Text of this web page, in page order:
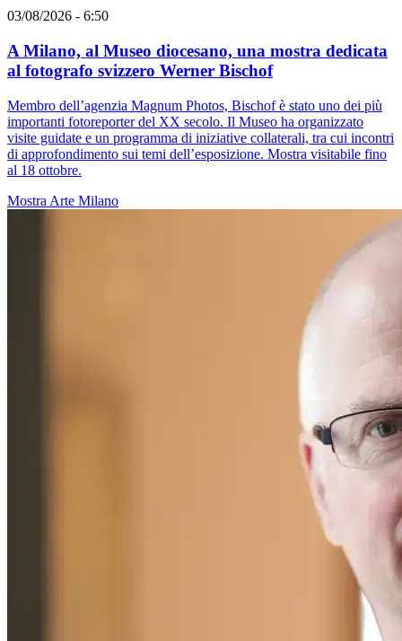
03/08/2026 - 6:50
A Milano, al Museo diocesano, una mostra dedicata
al fotografo svizzero Werner Bischof
Membro dell’agenzia Magnum Photos, Bischof è stato uno dei più
importanti fotoreporter del XX secolo. Il Museo ha organizzato
visite guidate e un programma di iniziative collaterali, tra cui incontri
di approfondimento sui temi dell’esposizione. Mostra visitabile fino
al 18 ottobre.
Mostra Arte Milano